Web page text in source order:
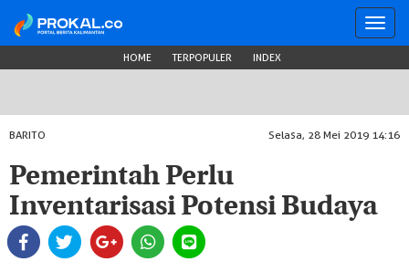
HOME TERPOPULER INDEX
BARITO Selasa, 28 Mei 2019 14:16
Pemerintah Perlu
Inventarisasi Potensi Budaya